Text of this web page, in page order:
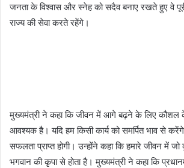
जनता के विश्वास और स्नेह को सदैव बनाए रखते हुए वे
राज्य की सेवा करते रहेंगे।
मुख्यमंत्री ने कहा कि जीवन में आगे बढ़ने के लिए कौशल
आवश्यक है। यदि हम किसी कार्य को समर्पित भाव से
सफलता प्राप्त होगी। उन्होंने कहा कि हमारे जीवन में जो
भगवान की कृपा से होता है। मुख्यमंत्री ने कहा कि